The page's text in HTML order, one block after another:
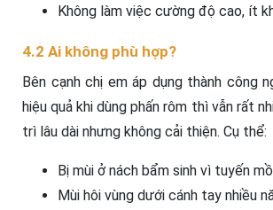
Không làm việc cường độ cao, ít
4.2 Ai không phù hợp?
Bên cạnh chị em áp dụng thành công
hiệu quả khi dùng phấn rôm thì vẫn rất
trì lâu dài nhưng không cải thiện. Cụ thể:
Bị mùi ở nách bẩm sinh vì tuyến
Mùi hôi vùng dưới cánh tay nhiều